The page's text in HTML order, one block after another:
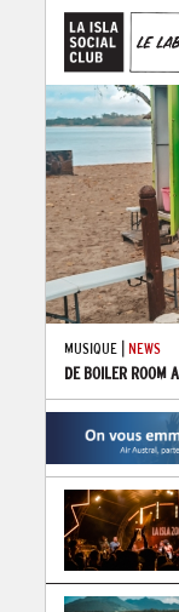
MUSIQUE| NEWS
DE BOILER ROOM